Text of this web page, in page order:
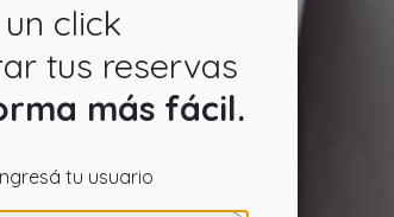
click
tus reservas
más fácil.
tu usuario